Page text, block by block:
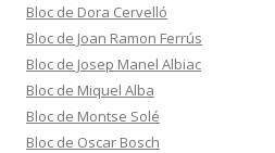
Bloc de Dora Cervelló
Bloc de Joan Ramon Ferrús
Bloc de Josep Manel Albiac
Bloc de Miquel Alba
Bloc de Montse Solé
Bloc de Oscar Bosch